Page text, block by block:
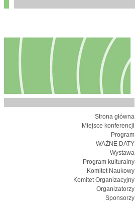
Strona główna
Miejsce konferencji
Program
WAŻNE DATY
Wystawa
Program kulturalny
Komitet Naukowy
Komitet Organizacyjny
Organizatorzy
Sponsorzy